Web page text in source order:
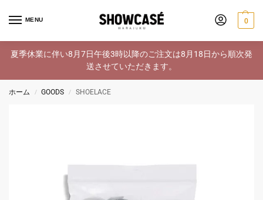
MENU 0
夏季休業に伴い8月7日午後3時以降のご注文は8月18日から順次発
送させていただきます。
ホーム / GOODS / SHOELACE